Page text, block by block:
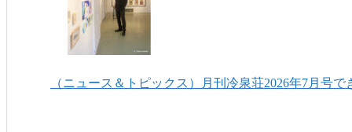
（ニュース＆トピックス）月刊冷泉荘2026年7月号で